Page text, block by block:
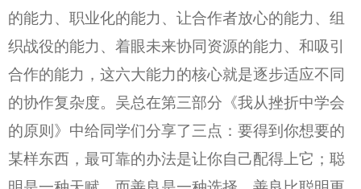
的能力、职业化的能力、让合作者放心的能力、组
织战役的能力、着眼未来协同资源的能力、和吸引
合作的能力，这六大能力的核心就是逐步适应不同
的协作复杂度。吴总在第三部分《我从挫折中学会
的原则》中给同学们分享了三点：要得到你想要的
某样东西，最可靠的办法是让你自己配得上它；聪